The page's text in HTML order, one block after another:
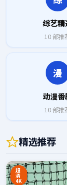
综艺精
10部推
漫
动漫番
10部推
精选推荐
超
清
4K